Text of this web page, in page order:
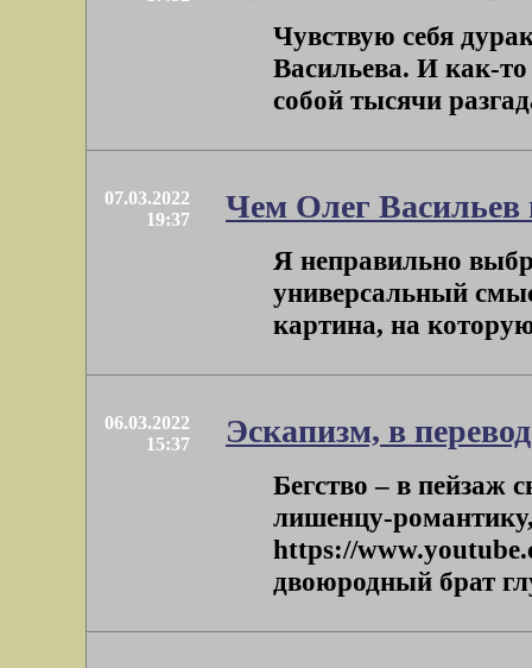
Чувствую себя
Васильева. И как-
собой тысячи
07.03.2022
19:37
Чем Олег Васильев
Я неправильно
универсальный
картина, на
06.03.2022
15:37
Эскапизм, в
Бегство – в пейзаж
лишенцу-
https://
двоюродный брат